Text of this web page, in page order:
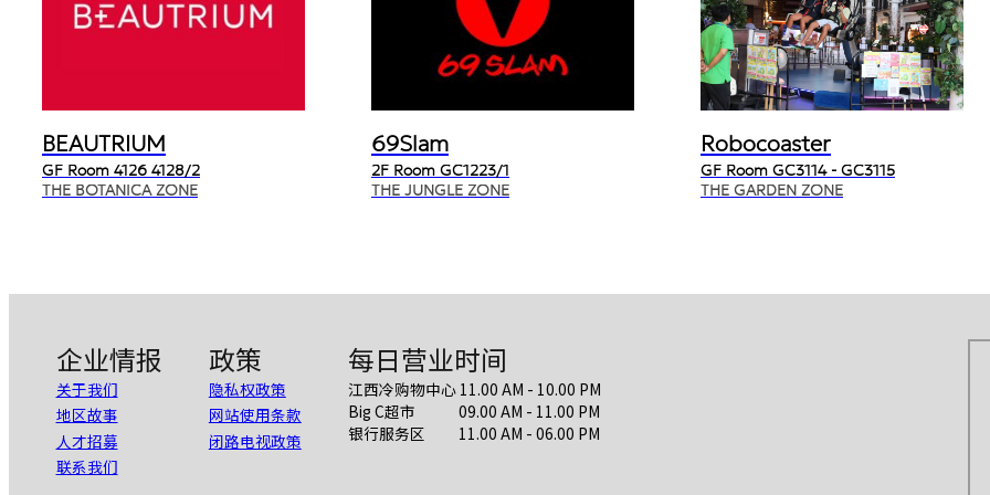
BEAUTRIUM
GF Room 4126 4128/2
THE BOTANICA ZONE
69Slam
2F Room GC1223/1
THE JUNGLE ZONE
Robocoaster
GF Room GC3114 - GC3115
THE GARDEN ZONE
企业情报
关于我们
地区故事
人才招募
联系我们
政策
隐私权政策
网站使用条款
闭路电视政策
每日营业时间
江西冷购物中心 11.00 AM - 10.00 PM
Big C超市 09.00 AM - 11.00 PM
银行服务区 11.00 AM - 06.00 PM